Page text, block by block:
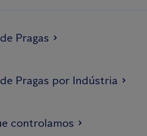
Pragas
Pragas por Indústria
controlamos